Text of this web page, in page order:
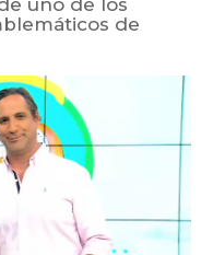
uno de los
de